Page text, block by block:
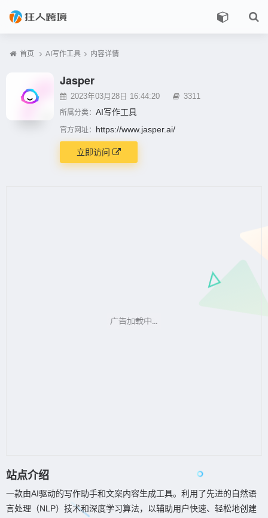
首页 AI写作工具 内容详情
Jasper
2023年03月28日 16:44:20
3311
所属分类： AI写作工具
官方网址： https://www.jasper.ai/
立即访问
站点介绍
一款由AI驱动的写作助手和文案内容生成工具。利用了先进的自然语
言处理（NLP）技术和深度学习算法，以辅助用户快速、轻松地创建